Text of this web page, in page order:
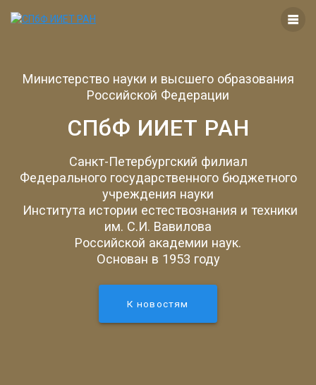
Министерство науки и высшего образования
Российской Федерации
СПбФ ИИЕТ РАН
Санкт-Петербургский филиал
Федерального государственного бюджетного
учреждения науки
Института истории естествознания и техники
им. С.И. Вавилова
Российской академии наук.
Основан в 1953 году
К новостям